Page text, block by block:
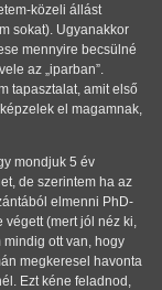
közeli állást
sokat). Ugyanakkor
mennyire becsülné
az iparban .
tapasztalat, amit első
el magamnak,
mondjuk 5 év
de szerintem ha az
elmenni PhD-
végett (mert jól néz ki,
ott van, hogy
megkeresel havonta
Ezt kéne feladnod,